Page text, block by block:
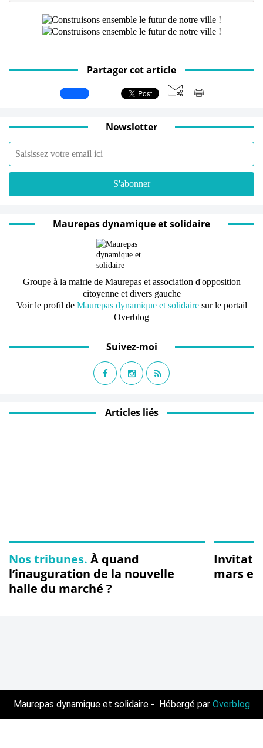
Partager cet article
Newsletter
Maurepas dynamique et solidaire
Groupe à la mairie de Maurepas et association d'opposition
citoyenne et divers gauche
Voir le profil de Maurepas dynamique et solidairesur le portail
Overblog
Suivez-moi
Articles liés
Nos tribunes. À quand
l’inauguration de la nouvelle
halle du marché ?
mars et
Maurepas dynamique et solidaire - Hébergé par Overblog